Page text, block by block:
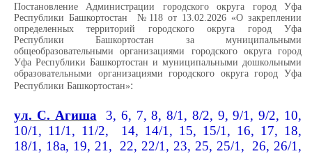
Постановление Администрации городского округа город Уфа
Республики Башкортостан
№118 от 13.02.2026«О закреплении
определенных территорий городского округа город Уфа
Республики Башкортостан за муниципальными
общеобразовательными организациями городского округа город
Уфа Республики Башкортостан и муниципальными дошкольными
образовательными организациями городского округа город Уфа
Республики Башкортостан»:
ул. С. Агиша 3, 6, 7, 8, 8/1, 8/2, 9, 9/1, 9/2, 10,
10/1, 11/1, 11/2, 14, 14/1, 15, 15/1, 16, 17, 18,
18/1, 18а, 19, 21, 22, 22/1, 23, 25, 25/1, 26, 26/1,